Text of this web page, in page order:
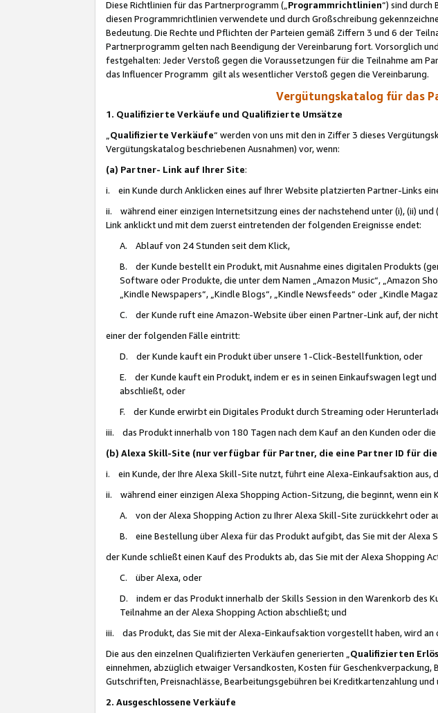
Diese Richtlinien für das Partnerprogramm („Programmrichtlinien“) sind durch
diesen Programmrichtlinien verwendete und durch Großschreibung
Bedeutung. Die Rechte und Pflichten der Parteien gemäß Ziffern 3 und 6 der
Partnerprogramm gelten nach Beendigung der Vereinbarung fort. Vorsorglich
festgehalten: Jeder Verstoß gegen die Voraussetzungen für die Teilnahme am
das Influencer Programm gilt als wesentlicher Verstoß gegen die Vereinbarung.
Vergütungskatalog für das
1. Qualifizierte Verkäufe und Qualifizierte Umsätze
Qualifizierte Verkäufe“ werden von uns mit den in Ziffer 3 dieses
Vergütungskatalog beschriebenen Ausnahmen) vor, wenn:
(a) Partner- Link auf Ihrer Site:
i. ein Kunde durch Anklicken eines auf Ihrer Website platzierten Partner-Links
ii. während einer einzigen Internetsitzung eines der nachstehend unter (i), (ii)
Link anklickt und mit dem zuerst eintretenden der folgenden Ereignisse endet:
A. Ablauf von 24 Stunden seit dem Klick,
B. der Kunde bestellt ein Produkt, mit Ausnahme eines digitalen Produkts
Software oder Produkte, die unter dem Namen „Amazon Music“, „Amazon
„Kindle Newspapers“, „Kindle Blogs“, „Kindle Newsfeeds“ oder „Kindle
C. der Kunde ruft eine Amazon-Website über einen Partner-Link auf, der
einer der folgenden Fälle eintritt:
D. der Kunde kauft ein Produkt über unsere 1-Click-Bestellfunktion, oder
E. der Kunde kauft ein Produkt, indem er es in seinen Einkaufswagen legt
abschließt, oder
F. der Kunde erwirbt ein Digitales Produkt durch Streaming oder
iii. das Produkt innerhalb von 180 Tagen nach dem Kauf an den Kunden oder
(b) Alexa Skill-Site (nur verfügbar für Partner, die eine Partner ID für
i. ein Kunde, der Ihre Alexa Skill-Site nutzt, führt eine Alexa-Einkaufsaktion aus,
ii. während einer einzigen Alexa Shopping Action-Sitzung, die beginnt, wenn
A. von der Alexa Shopping Action zu Ihrer Alexa Skill-Site zurückkehrt oder
B. eine Bestellung über Alexa für das Produkt aufgibt, das Sie mit der Alexa
der Kunde schließt einen Kauf des Produkts ab, das Sie mit der Alexa Shopping
C. über Alexa, oder
D. indem er das Produkt innerhalb der Skills Session in den Warenkorb des
Teilnahme an der Alexa Shopping Action abschließt; und
iii. das Produkt, das Sie mit der Alexa-Einkaufsaktion vorgestellt haben, wird
Die aus den einzelnen Qualifizierten Verkäufen generierten „ Qualifizierten
einnehmen, abzüglich etwaiger Versandkosten, Kosten für
Gutschriften, Preisnachlässe, Bearbeitungsgebühren bei Kreditkartenzahlung
2. Ausgeschlossene Verkäufe